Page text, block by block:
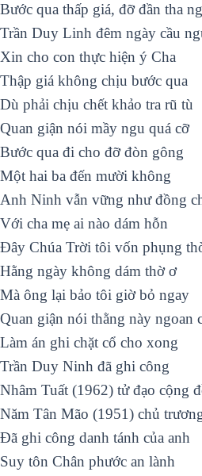
Bước qua thấp giá, đỡ đần tha
Trần Duy Linh đêm ngày cầu
Xin cho con thực hiện ý Cha
Thập giá không chịu bước qua
Dù phải chịu chết khảo tra rũ tù
Quan giận nói mầy ngu quá cỡ
Bước qua đi cho đỡ đòn gông
Một hai ba đến mười không
Anh Ninh vẫn vững như đồng
Với cha mẹ ai nào dám hỗn
Ðây Chúa Trời tôi vốn phụng
Hằng ngày không dám thờ ơ
Mà ông lại bảo tôi giờ bỏ ngay
Quan giận nói thằng này ngoan
Làm án ghi chặt cổ cho xong
Trần Duy Ninh đã ghi công
Nhâm Tuất (1962) tử đạo cộng
Năm Tân Mão (1951) chủ
Ðã ghi công danh tánh của anh
Suy tôn Chân phước an lành